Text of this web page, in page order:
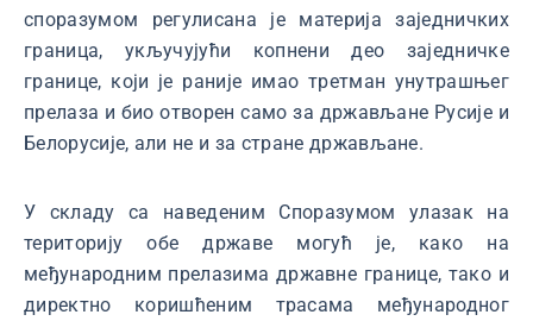
споразумом регулисана је материја заједничких
граница, укључујући копнени део заједничке
границе, који је раније имао третман унутрашњег
прелаза и био отворен само за држављане Русије и
Белорусије, али не и за стране држављане.
У складу са наведеним Споразумом улазак на
територију обе државе могућ је, како на
међународним прелазима државне границе, тако и
директно коришћеним трасама међународног